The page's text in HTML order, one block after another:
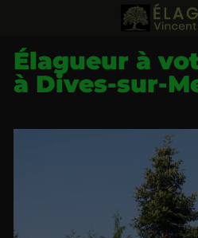
Élagueur à
à Dives-sur-